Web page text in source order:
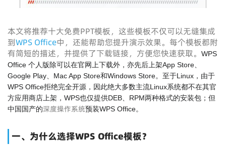
本文将推荐十大免费PPT模板，这些模板不仅可以无缝集成
到WPS Office中，还能帮助您提升演示效果。每个模板都附
有简短的描述，并提供了下载链接，方便您快速获取。
WPS
Office 个人版除可以在官网上下载外，亦先后上架App Store、
Google Play、Mac App Store和Windows Store。至于Linux，由于
WPS Office拒绝完全开源，因此绝大多数主流Linux系统都不在其官
方应用商店上架，WPS也仅提供DEB、RPM两种格式的安装包；但
中国国产的深度操作系统预装WPS Office。
一、为什么选择WPS Office模板？